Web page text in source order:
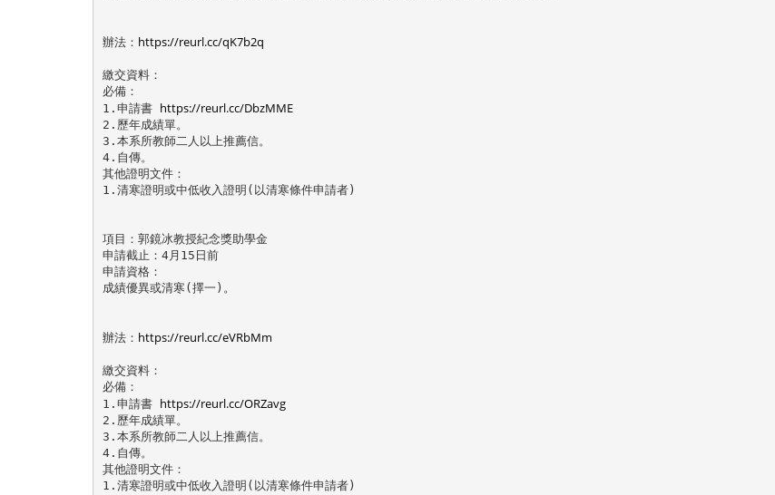
辦法： https://reurl.cc/qK7b2q
繳交資料：
必備：
1.申請書 https://reurl.cc/DbzMME
2.歷年成績單。
3.本系所教師二人以上推薦信。
4.自傳。
其他證明文件：
1.清寒證明或中低收入證明(以清寒條件申請者)
項目：郭鏡冰教授紀念獎助學金
申請截止：4月15日前
申請資格：
成績優異或清寒(擇一)。
辦法： https://reurl.cc/eVRbMm
繳交資料：
必備：
1.申請書 https://reurl.cc/ORZavg
2.歷年成績單。
3.本系所教師二人以上推薦信。
4.自傳。
其他證明文件：
1.清寒證明或中低收入證明(以清寒條件申請者)